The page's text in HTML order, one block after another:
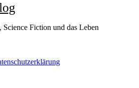
Fiction und das Leben